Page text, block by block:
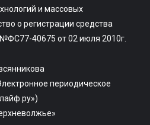
и массовых
о регистрации средства
40675 от 02 июля 2010г.
периодическое